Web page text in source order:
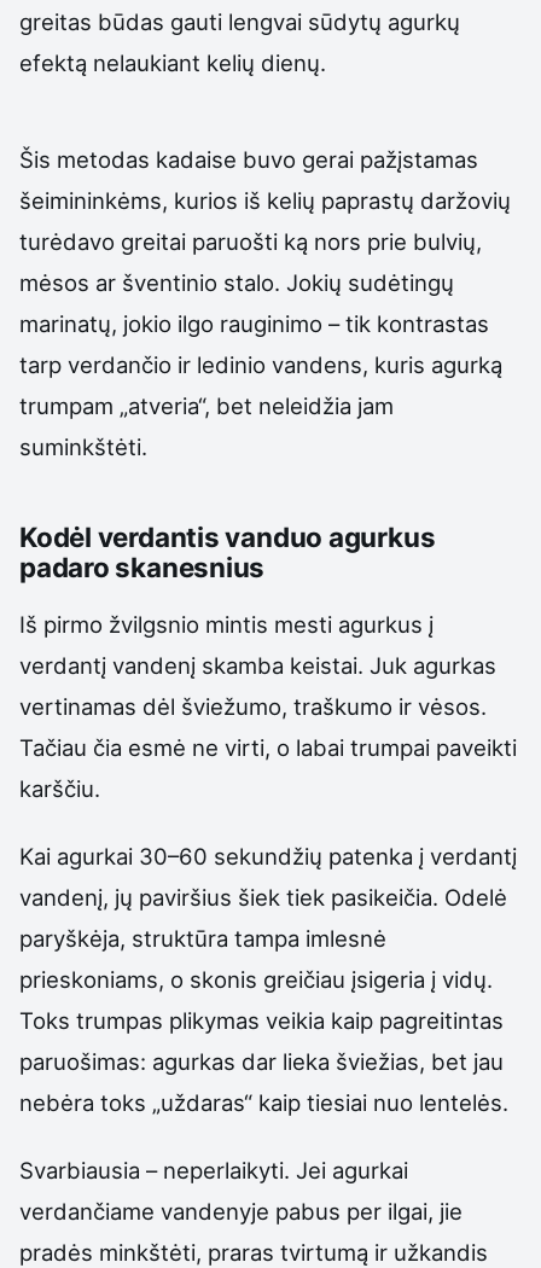
greitas būdas gauti lengvai sūdytų agurkų
efektą nelaukiant kelių dienų.
Šis metodas kadaise buvo gerai pažįstamas
šeimininkėms, kurios iš kelių paprastų daržovių
turėdavo greitai paruošti ką nors prie bulvių,
mėsos ar šventinio stalo. Jokių sudėtingų
marinatų, jokio ilgo rauginimo – tik kontrastas
tarp verdančio ir ledinio vandens, kuris agurką
trumpam „atveria“, bet neleidžia jam
suminkštėti.
Kodėl verdantis vanduo agurkus
padaro skanesnius
Iš pirmo žvilgsnio mintis mesti agurkus į
verdantį vandenį skamba keistai. Juk agurkas
vertinamas dėl šviežumo, traškumo ir vėsos.
Tačiau čia esmė ne virti, o labai trumpai paveikti
karščiu.
Kai agurkai 30–60 sekundžių patenka į verdantį
vandenį, jų paviršius šiek tiek pasikeičia. Odelė
paryškėja, struktūra tampa imlesnė
prieskoniams, o skonis greičiau įsigeria į vidų.
Toks trumpas plikymas veikia kaip pagreitintas
paruošimas: agurkas dar lieka šviežias, bet jau
nebėra toks „uždaras“ kaip tiesiai nuo lentelės.
Svarbiausia – neperlaikyti. Jei agurkai
verdančiame vandenyje pabus per ilgai, jie
pradės minkštėti, praras tvirtumą ir užkandis